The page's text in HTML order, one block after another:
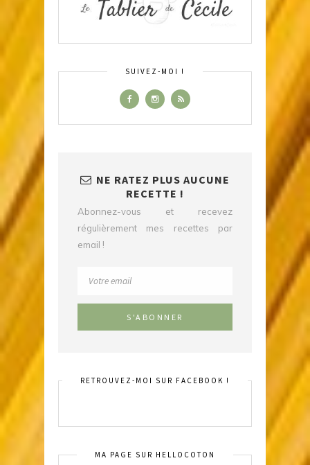
SUIVEZ-MOI !
NE RATEZ PLUS AUCUNE
RECETTE !
Abonnez-vous et recevez
régulièrement mes recettes par
email !
RETROUVEZ-MOI SUR FACEBOOK !
MA PAGE SUR HELLOCOTON